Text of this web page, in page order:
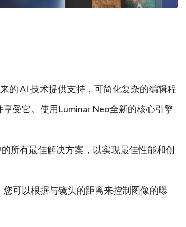
的 AI 技术提供支持，可简化复杂的编辑程
受它。使用Luminar Neo全新的核心引擎
所有最佳解决方案，以实现最佳性能和创
可以根据与镜头的距离来控制图像的曝